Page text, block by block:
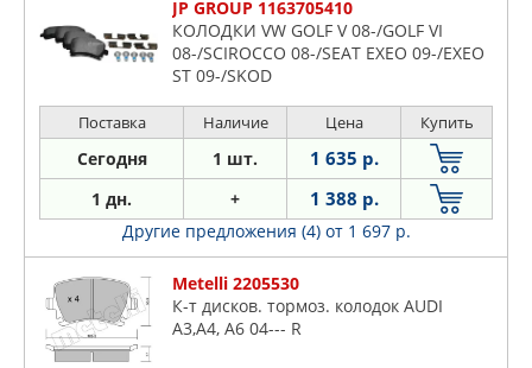
JP GROUP 1163705410
КОЛОДКИ VW GOLF V 08-/GOLF VI
08-/SCIROCCO 08-/SEAT EXEO 09-/EXEO
ST 09-/SKOD
Поставка Наличие Цена Купить
Сегодня 1 шт. 1 635 р.
1 дн. + 1 388 р.
Другие предложения (4) от 1 697 р.
Metelli 2205530
К-т дисков. тормоз. колодок AUDI
А3,А4, А6 04--- R